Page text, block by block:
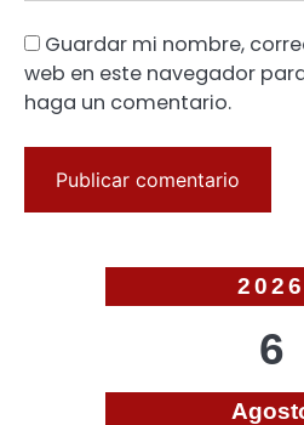
Guardar mi nombre,
web en este navegador
haga un comentario.
2026
6